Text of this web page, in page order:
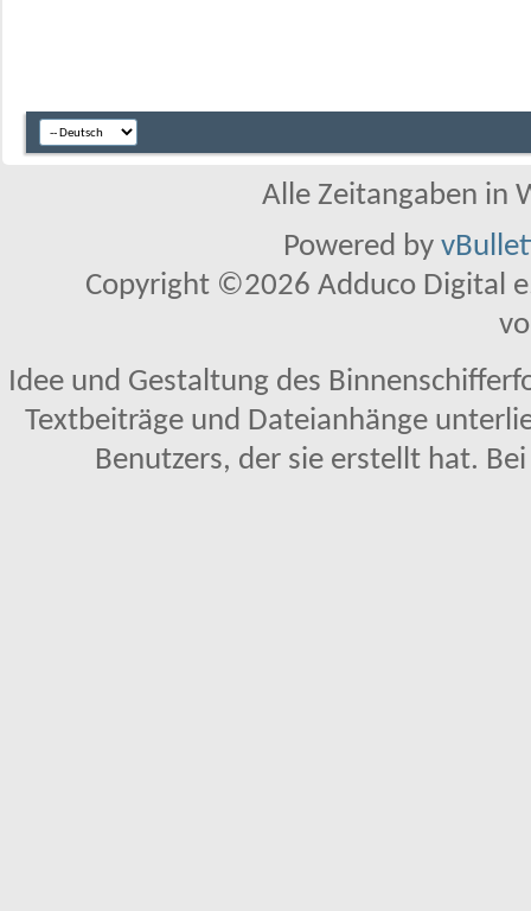
Alle Zeitangaben in
Powered by
Copyright ©2026 Adduco Digital
Idee und Gestaltung des
Textbeiträge und Dateianhänge
Benutzers, der sie erstellt hat.